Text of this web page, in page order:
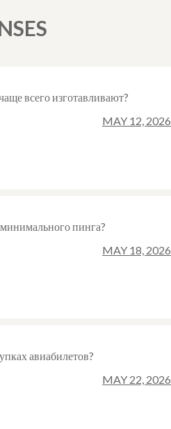
всего изготавливают?
MAY 12, 2026
пинга?
MAY 18, 2026
авиабилетов?
MAY 22, 2026